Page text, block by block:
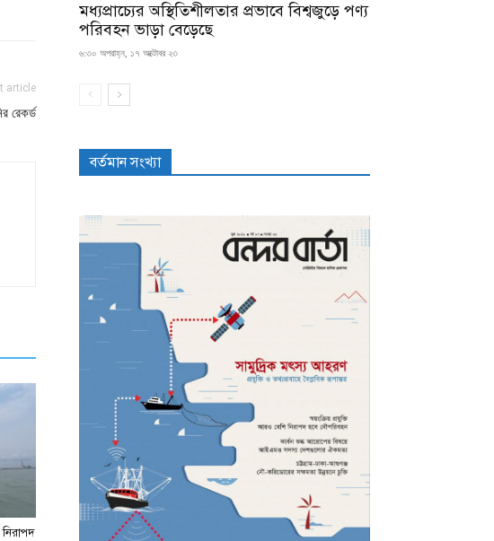
article
রেকর্ড
মধ্যপ্রাচ্যের অস্থিতিশীলতার প্রভাবে বিশ্বজুড়ে পণ্য
পরিবহন ভাড়া বেড়েছে
৬:৩০ অপরাহ্ন, ১৭ অক্টোবর ২৩
বর্তমান সংখ্যা